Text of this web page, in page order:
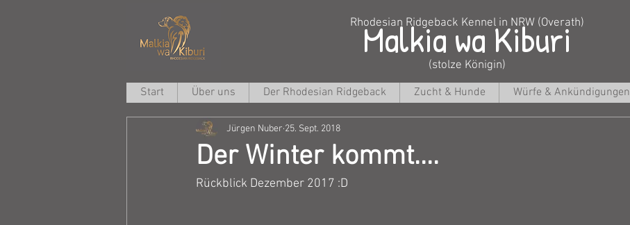
Rhodesian Ridgeback Kennel in NRW (Overath)
Malkia wa Kiburi
(stolze Königin)
Start
Über uns Der Rhodesian Ridgeback Zucht & Hunde Würfe & Ankündigungen
Der Winter kommt....
Jürgen Nuber 25. Sept. 2018
Rückblick Dezember 2017 :D